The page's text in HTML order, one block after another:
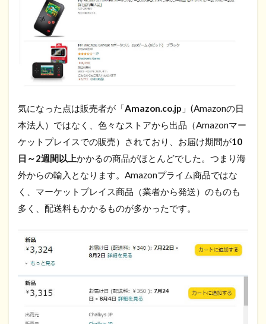
気になった点は販売者が「Amazon.co.jp 」(Amazonの日
本法人）ではなく、色々なストアから出品（Amazonマー
ケットプレイスでの販売）されており、お届け期間が10
日～2週間以上かかるの商品がほとんどでした。つまり海
外からの輸入となります。Amazonプライム商品ではな
く、マーケットプレイス商品（業者から発送）のものも
多く、配送料もかかるものが多かったです。